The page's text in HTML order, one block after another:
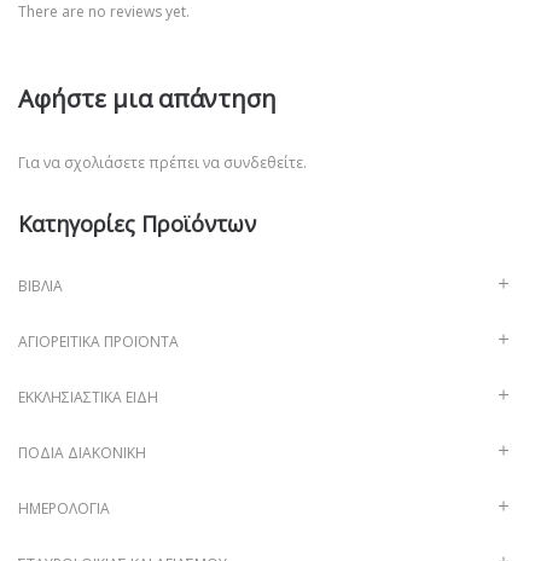
There are no reviews yet.
Αφήστε μια απάντηση
Για να σχολιάσετε πρέπει να συνδεθείτε.
Κατηγορίες Προϊόντων
ΒΙΒΛΊΑ
ΑΓΙΟΡΕΊΤΙΚΑ ΠΡΟΪΌΝΤΑ
ΕΚΚΛΗΣΙΑΣΤΙΚΆ ΕΊΔΗ
ΠΟΔΙΆ ΔΙΑΚΟΝΙΚΉ
ΗΜΕΡΟΛΌΓΙΑ